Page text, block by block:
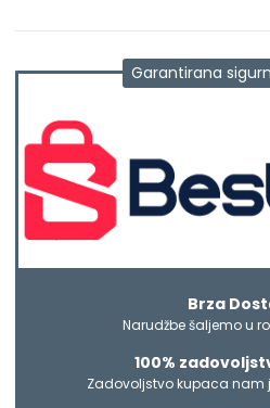
Garantirana
Brza
Narudžbe šaljemo u
100%
Zadovoljstvo kupaca nam